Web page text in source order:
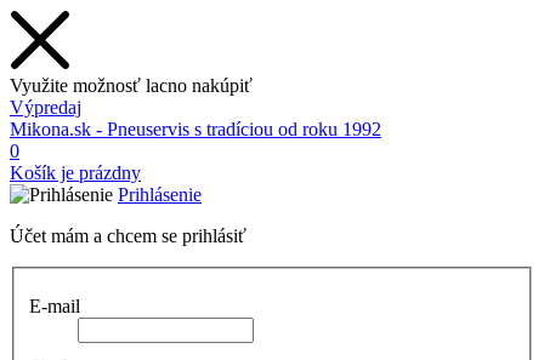
Využite možnosť lacno nakúpiť
Výpredaj
Mikona.sk - Pneuservis s tradíciou od roku 1992
0
Košík je prázdny
Prihlásenie
Účet mám a chcem se prihlásiť
E-mail